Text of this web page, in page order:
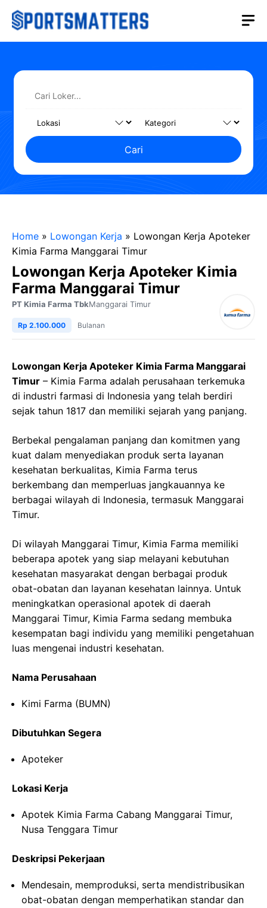
Langsung
Cari
Home » Lowongan Kerja » Lowongan Kerja Apoteker
Kimia Farma Manggarai Timur
Lowongan Kerja Apoteker Kimia
Farma Manggarai Timur
PT Kimia Farma TbkManggarai Timur
Rp 2.100.000 Bulanan
Lowongan Kerja Apoteker Kimia Farma Manggarai
Timur – Kimia Farma adalah perusahaan terkemuka
di industri farmasi di Indonesia yang telah berdiri
sejak tahun 1817 dan memiliki sejarah yang panjang.
Berbekal pengalaman panjang dan komitmen yang
kuat dalam menyediakan produk serta layanan
kesehatan berkualitas, Kimia Farma terus
berkembang dan memperluas jangkauannya ke
berbagai wilayah di Indonesia, termasuk Manggarai
Timur.
Di wilayah Manggarai Timur, Kimia Farma memiliki
beberapa apotek yang siap melayani kebutuhan
kesehatan masyarakat dengan berbagai produk
obat-obatan dan layanan kesehatan lainnya. Untuk
meningkatkan operasional apotek di daerah
Manggarai Timur, Kimia Farma sedang membuka
kesempatan bagi individu yang memiliki pengetahuan
luas mengenai industri kesehatan.
Nama Perusahaan
Kimi Farma (BUMN)
Dibutuhkan Segera
Apoteker
Lokasi Kerja
Apotek Kimia Farma Cabang Manggarai Timur,
Nusa Tenggara Timur
Deskripsi Pekerjaan
Mendesain, memproduksi, serta mendistribusikan
obat-obatan dengan memperhatikan standar dan